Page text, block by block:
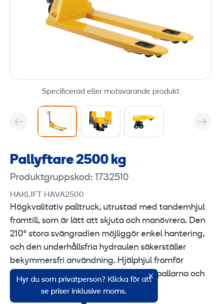
Specificerad eller motsvarande produkt
Pallyftare 2500 kg
Produktgruppskod: 1732510
HAKLIFT HAVA2500
Högkvalitativ palltruck, utrustad med tandemhjul
framtill, som är lätt att skjuta och manövrera. Den
210° stora svängradien möjliggör enkel hantering,
och den underhållsfria hydraulen säkerställer
bekymmersfri användning. Hjälphjul framför
boggierna underlättar införing under pallarna och
ökar arbetstakten.
Hyr du som privatperson? Klicka för att
se priser inklusive moms.